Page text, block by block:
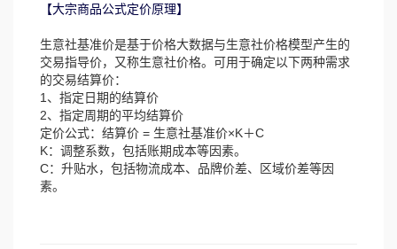
【大宗商品公式定价原理】
生意社基准价是基于价格大数据与生意社价格模型产生的
交易指导价，又称生意社价格。可用于确定以下两种需求
的交易结算价：
1、指定日期的结算价
2、指定周期的平均结算价
定价公式：结算价 = 生意社基准价×K＋C
K：调整系数，包括账期成本等因素。
C：升贴水，包括物流成本、品牌价差、区域价差等因
素。